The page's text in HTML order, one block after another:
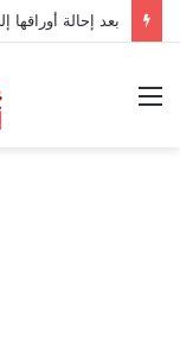
القائمة